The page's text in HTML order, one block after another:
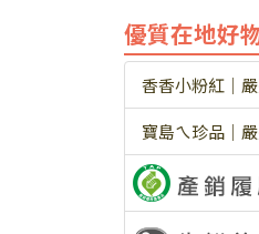
優質在地好
香香小粉紅｜
寶島ㄟ珍品｜